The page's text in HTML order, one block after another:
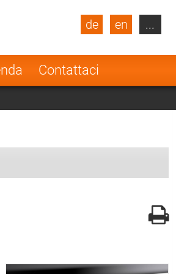
Contattaci
de en
Turkey
Netherlands
...